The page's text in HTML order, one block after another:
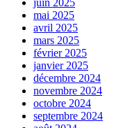
mai 2025
avril 2025
mars 2025
février 2025
janvier 2025
décembre 2024
novembre 2024
octobre 2024
septembre 2024